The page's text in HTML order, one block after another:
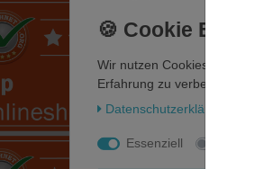
Wir nutzen Cookies auf
Erfahrung zu verbessern.
Daten­schutz­erklärung
Essenziell